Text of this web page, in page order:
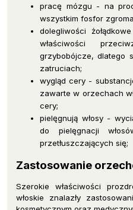
pracę mózgu - na
wszystkim fosfor
dolegliwości
właściwości
grzybobójcze, dlatego
zatruciach;
wygląd cery -
zawarte w orzechach
cery;
pielęgnują włosy -
do pielęgnacji
przetłuszczających się;
Zastosowanie
Szerokie właściwości
włoskie znalazły